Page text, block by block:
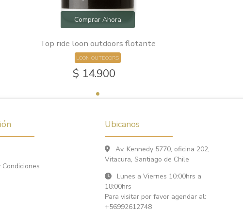
Comprar Ahora
Top ride loon outdoors flotante
LOON OUTDOORS
$ 14.900
Ubicanos
Av. Kennedy 5770, oficina 202,
Vitacura, Santiago de Chile
Lunes a Viernes 10:00hrs a
18:00hrs
Para visitar por favor agendar al:
+56992612748